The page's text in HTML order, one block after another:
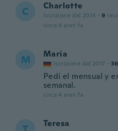
C Charlotte
Iscrizione dal 2014 · 9
circa 4 anni fa
M Maria
Iscrizione dal 2017 · 36
Pedí el mensual y
semanal.
circa 4 anni fa
Teresa